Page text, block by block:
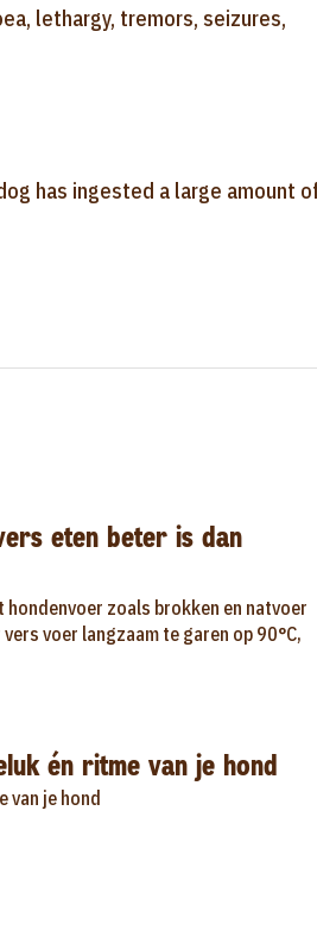
lethargy, tremors, seizures,
has ingested a large amount
eten beter is dan
zoals brokken en natvoer
voer langzaam te garen op 90°C,
én ritme van je hond
van je hond